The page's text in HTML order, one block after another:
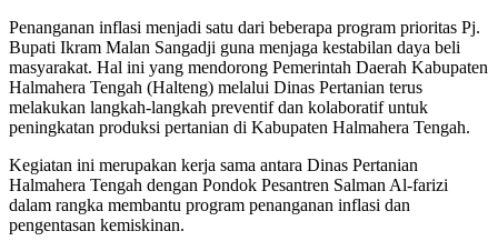
Penanganan inflasi menjadi satu dari beberapa program prioritas Pj.
Bupati Ikram Malan Sangadji guna menjaga kestabilan daya beli
masyarakat. Hal ini yang mendorong Pemerintah Daerah Kabupaten
Halmahera Tengah (Halteng) melalui Dinas Pertanian terus
melakukan langkah-langkah preventif dan kolaboratif untuk
peningkatan produksi pertanian di Kabupaten Halmahera Tengah.
Kegiatan ini merupakan kerja sama antara Dinas Pertanian
Halmahera Tengah dengan Pondok Pesantren Salman Al-farizi
dalam rangka membantu program penanganan inflasi dan
pengentasan kemiskinan.